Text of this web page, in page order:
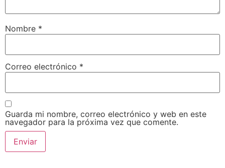
Nombre *
Correo electrónico *
Guarda mi nombre, correo electrónico y web en este
navegador para la próxima vez que comente.